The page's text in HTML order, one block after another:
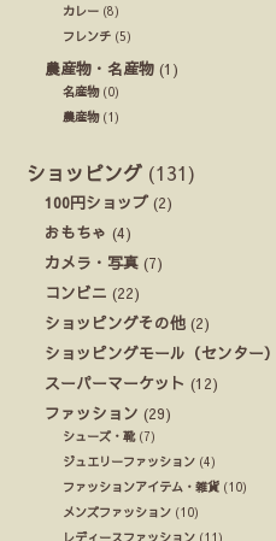
カレー (8)
フレンチ (5)
農産物・名産物 (1)
名産物(0)
農産物(1)
ショッピング (131)
100円ショップ (2)
おもちゃ (4)
カメラ・写真 (7)
コンビニ (22)
ショッピングその他 (2)
ショッピングモール（センター）
スーパーマーケット (12)
ファッション (29)
シューズ・靴(7)
ジュエリーファッション (4)
ファッションアイテム・雑貨 (10)
メンズファッション (10)
レディースファッション (11)